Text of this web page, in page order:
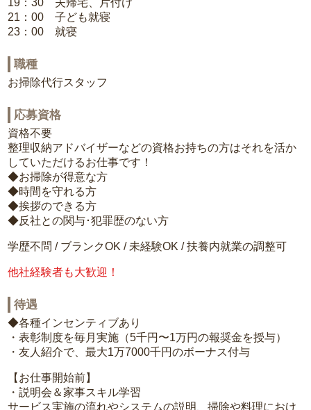
19：30 夫帰宅、片付け
21：00 子ども就寝
23：00 就寝
職種
お掃除代行スタッフ
応募資格
資格不要
整理収納アドバイザーなどの資格お持ちの方はそれを活か
していただけるお仕事です！
◆お掃除が得意な方
◆時間を守れる方
◆挨拶のできる方
◆反社との関与･犯罪歴のない方
学歴不問 / ブランクOK / 未経験OK / 扶養内就業の調整可
他社経験者も大歓迎！
待遇
◆各種インセンティブあり
・表彰制度を毎月実施（5千円〜1万円の報奨金を授与）
・友人紹介で、最大1万7000千円のボーナス付与
【お仕事開始前】
・説明会＆家事スキル学習
サービス実施の流れやシステムの説明、掃除や料理におけ